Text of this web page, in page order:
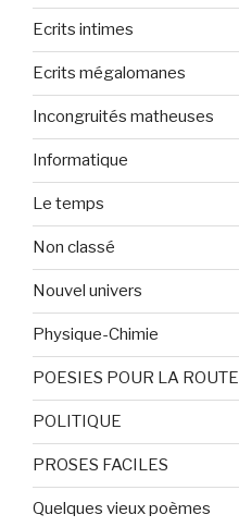
Ecrits intimes
Ecrits mégalomanes
Incongruités matheuses
Informatique
Le temps
Non classé
Nouvel univers
Physique-Chimie
POESIES POUR LA ROUTE
POLITIQUE
PROSES FACILES
Quelques vieux poèmes